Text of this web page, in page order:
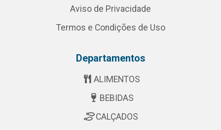
Aviso de Privacidade
Termos e Condições de Uso
Departamentos
ALIMENTOS
BEBIDAS
CALÇADOS